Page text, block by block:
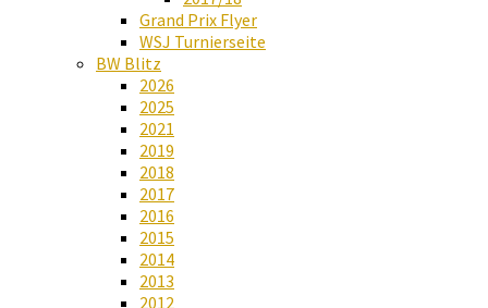
Grand Prix Flyer
WSJ Turnierseite
BW Blitz
2026
2025
2021
2019
2018
2017
2016
2015
2014
2013
2012